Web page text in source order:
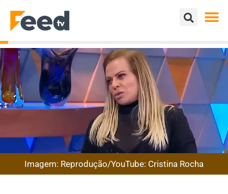
Imagem: Reprodução/YouTube: Cristina Rocha